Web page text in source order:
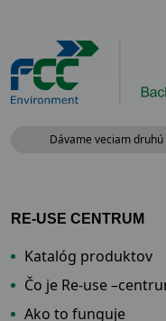
Dávame veciam druhú
RE-USE CENTRUM
Katalóg produktov
Čo je Re-use
Ako to funguje